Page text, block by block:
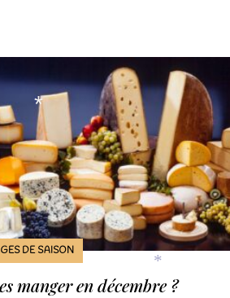
DE SAISON
manger en décembre ?
*